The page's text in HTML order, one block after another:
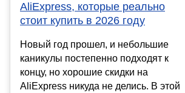
AliExpress, которые реально
стоит купить в 2026 году
Новый год прошел, и небольшие
каникулы постепенно подходят к
концу, но хорошие скидки на
AliExpress никуда не делись. В этой